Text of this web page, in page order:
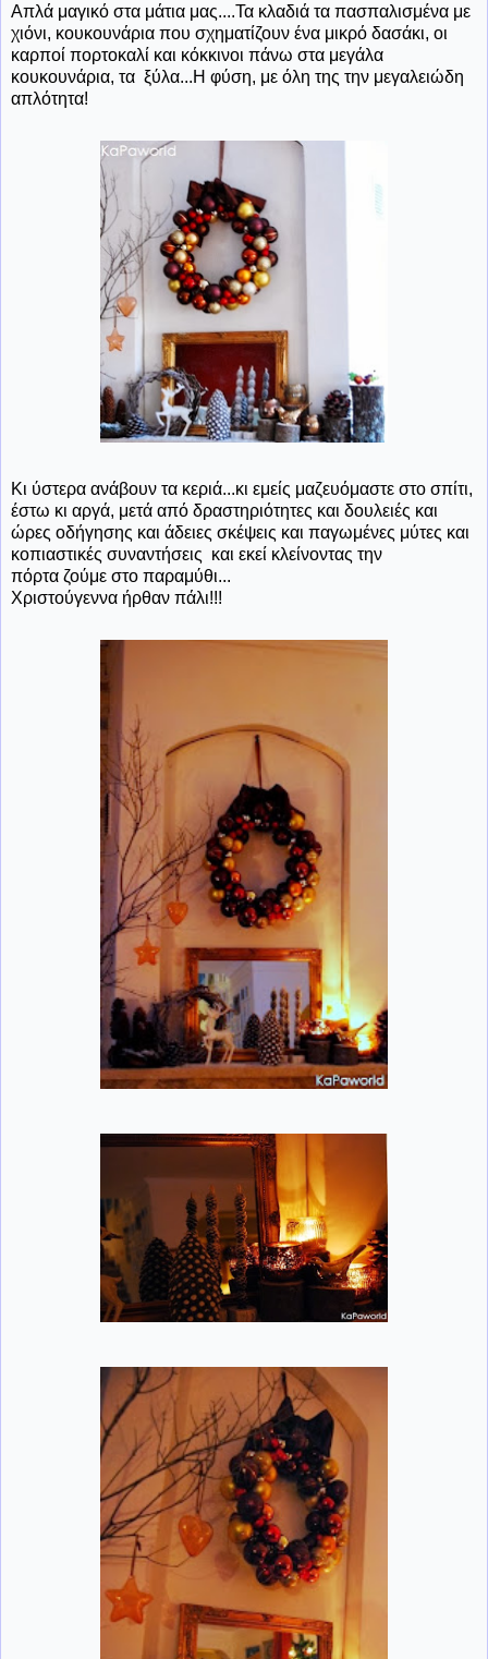
Απλά μαγικό στα μάτια μας....Τα κλαδιά τα πασπαλισμένα με
χιόνι, κουκουνάρια που σχηματίζουν ένα μικρό δασάκι, οι
καρποί πορτοκαλί και κόκκινοι πάνω στα μεγάλα
κουκουνάρια, τα ξύλα...Η φύση, με όλη της την μεγαλειώδη
απλότητα!
Κι ύστερα ανάβουν τα κεριά...κι εμείς μαζευόμαστε στο σπίτι,
έστω κι αργά, μετά από δραστηριότητες και δουλειές και
ώρες οδήγησης και άδειες σκέψεις και παγωμένες μύτες και
κοπιαστικές συναντήσεις και εκεί κλείνοντας την
πόρτα ζούμε στο παραμύθι...
Χριστούγεννα ήρθαν πάλι!!!